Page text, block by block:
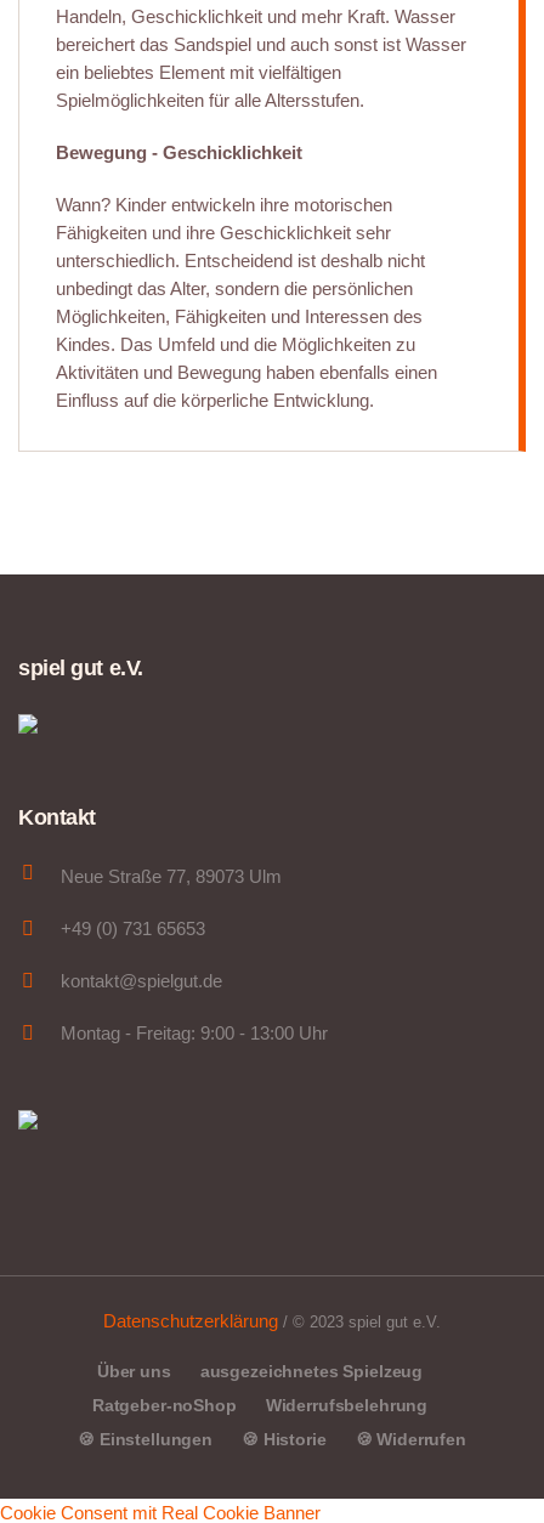
Handeln, Geschicklichkeit und mehr Kraft. Wasser
bereichert das Sandspiel und auch sonst ist Wasser
ein beliebtes Element mit vielfältigen
Spielmöglichkeiten für alle Altersstufen.
Bewegung - Geschicklichkeit
Wann? Kinder entwickeln ihre motorischen
Fähigkeiten und ihre Geschicklichkeit sehr
unterschiedlich. Entscheidend ist deshalb nicht
unbedingt das Alter, sondern die persönlichen
Möglichkeiten, Fähigkeiten und Interessen des
Kindes. Das Umfeld und die Möglichkeiten zu
Aktivitäten und Bewegung haben ebenfalls einen
Einfluss auf die körperliche Entwicklung.
spiel gut e.V.
Kontakt
Neue Straße 77, 89073 Ulm
+49 (0) 731 65653
kontakt@spielgut.de
Montag - Freitag: 9:00 - 13:00 Uhr
Datenschutzerklärung / © 2023 spiel gut e.V.
Über uns
ausgezeichnetes Spielzeug
Ratgeber-noShop
Widerrufsbelehrung
🍪 Einstellungen
🍪 Historie 🍪 Widerrufen
Cookie Consent mit Real Cookie Banner